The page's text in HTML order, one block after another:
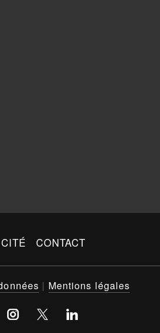
CONTACT
| Mentions légales